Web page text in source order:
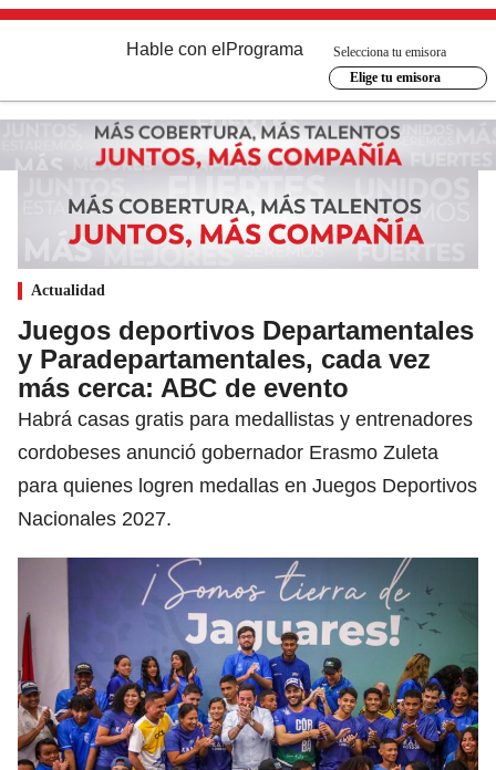
Hable con el Programa
Selecciona tu emisora
Elige tu emisora
Actualidad
Juegos deportivos Departamentales
y Paradepartamentales, cada vez
más cerca: ABC de evento
Habrá casas gratis para medallistas y entrenadores
cordobeses anunció gobernador Erasmo Zuleta
para quienes logren medallas en Juegos Deportivos
Nacionales 2027.